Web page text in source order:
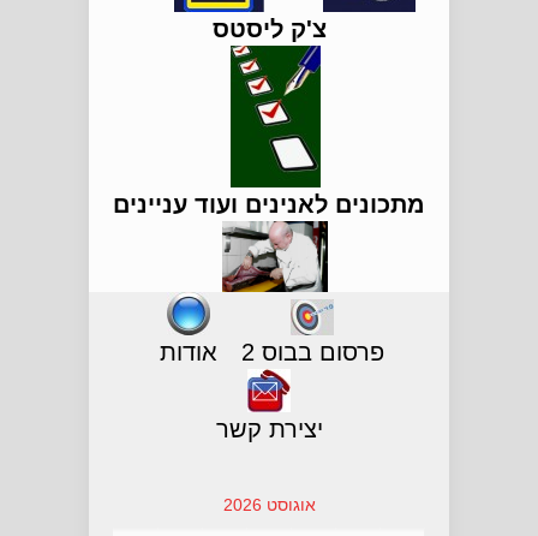
צ'ק ליסטס
מתכונים לאנינים ועוד עניינים
פרסום בבוס 2 אודות
יצירת קשר
אוגוסט 2026